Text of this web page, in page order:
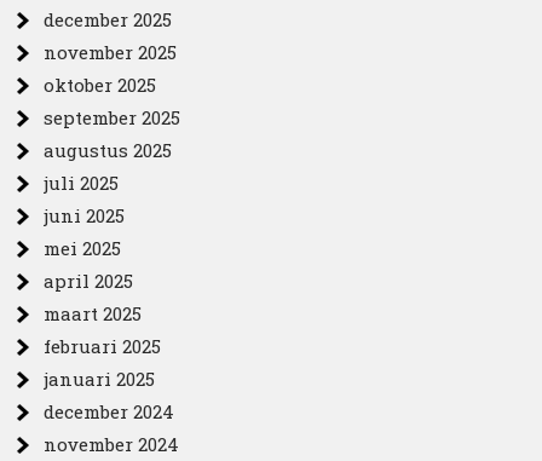
december 2025
november 2025
oktober 2025
september 2025
augustus 2025
juli 2025
juni 2025
mei 2025
april 2025
maart 2025
februari 2025
januari 2025
december 2024
november 2024